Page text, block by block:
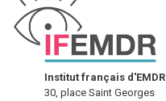
Institut français d'EMDR
30, place Saint Georges